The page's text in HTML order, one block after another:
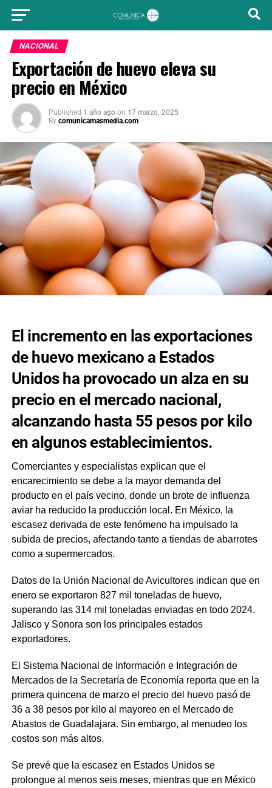
NACIONAL
Exportación de huevo eleva su
precio en México
Published 1 año ago on 17 marzo, 2025
By comunicamasmedia.com
El incremento en las exportaciones
de huevo mexicano a Estados
Unidos ha provocado un alza en su
precio en el mercado nacional,
alcanzando hasta 55 pesos por kilo
en algunos establecimientos.
Comerciantes y especialistas explican que el
encarecimiento se debe a la mayor demanda del
producto en el país vecino, donde un brote de influenza
aviar ha reducido la producción local. En México, la
escasez derivada de este fenómeno ha impulsado la
subida de precios, afectando tanto a tiendas de abarrotes
como a supermercados.
Datos de la Unión Nacional de Avicultores indican que en
enero se exportaron 827 mil toneladas de huevo,
superando las 314 mil toneladas enviadas en todo 2024.
Jalisco y Sonora son los principales estados
exportadores.
El Sistema Nacional de Información e Integración de
Mercados de la Secretaría de Economía reporta que en la
primera quincena de marzo el precio del huevo pasó de
36 a 38 pesos por kilo al mayoreo en el Mercado de
Abastos de Guadalajara. Sin embargo, al menudeo los
costos son más altos.
Se prevé que la escasez en Estados Unidos se
prolongue al menos seis meses, mientras que en México